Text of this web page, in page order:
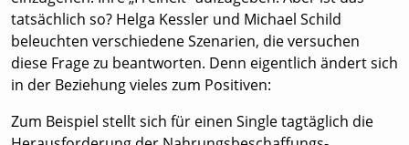
tatsächlich so? Helga Kessler und Michael Schild
beleuchten verschiedene Szenarien, die versuchen
diese Frage zu beantworten. Denn eigentlich ändert sich
in der Beziehung vieles zum Positiven:
Zum Beispiel stellt sich für einen Single tagtäglich die